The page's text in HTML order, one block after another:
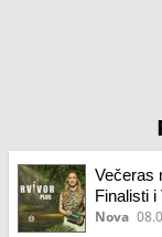
Večeras
Finalisti
o
Nova